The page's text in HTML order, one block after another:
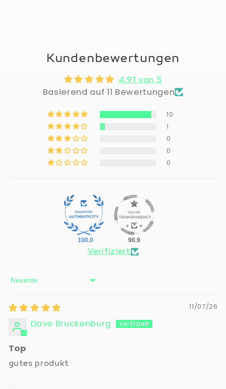
Kundenbewertungen
4.91 von 5
Basierend auf 11 Bewertungen
10
1
0
0
0
100.0 90.9
Verifiziert
Sort by
11/07/26
Dave Bruckenburg
Top
gutes produkt